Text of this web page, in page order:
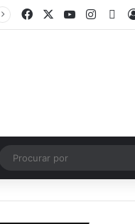
Facebook YouTube
Artigo aleatório